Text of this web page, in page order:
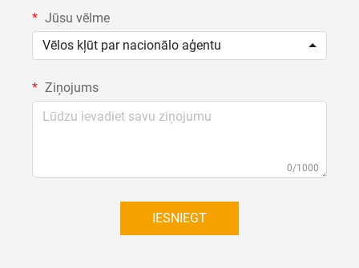
Jūsu vēlme
Vēlos kļūt par nacionālo aģentu
Ziņojums
0/1000
IESNIEGT